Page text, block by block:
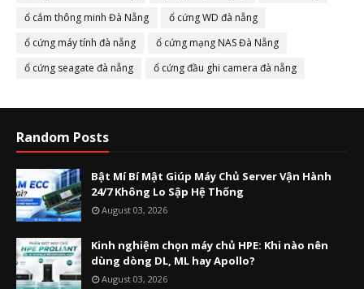
ổ cắm thông minh Đà Nẵng
ổ cứng WD đà nẵng
ổ cứng máy tính đà nẵng
ổ cứng mạng NAS Đà Nẵng
ổ cứng seagate đà nẵng
ổ cứng đầu ghi camera đà nẵng
Random Posts
Bật Mí Bí Mật Giúp Máy Chủ Server Vận Hành
24/7 Không Lo Sập Hệ Thống
August 03, 2026
Kinh nghiệm chọn máy chủ HPE: Khi nào nên
dùng dòng DL, ML hay Apollo?
August 03, 2026